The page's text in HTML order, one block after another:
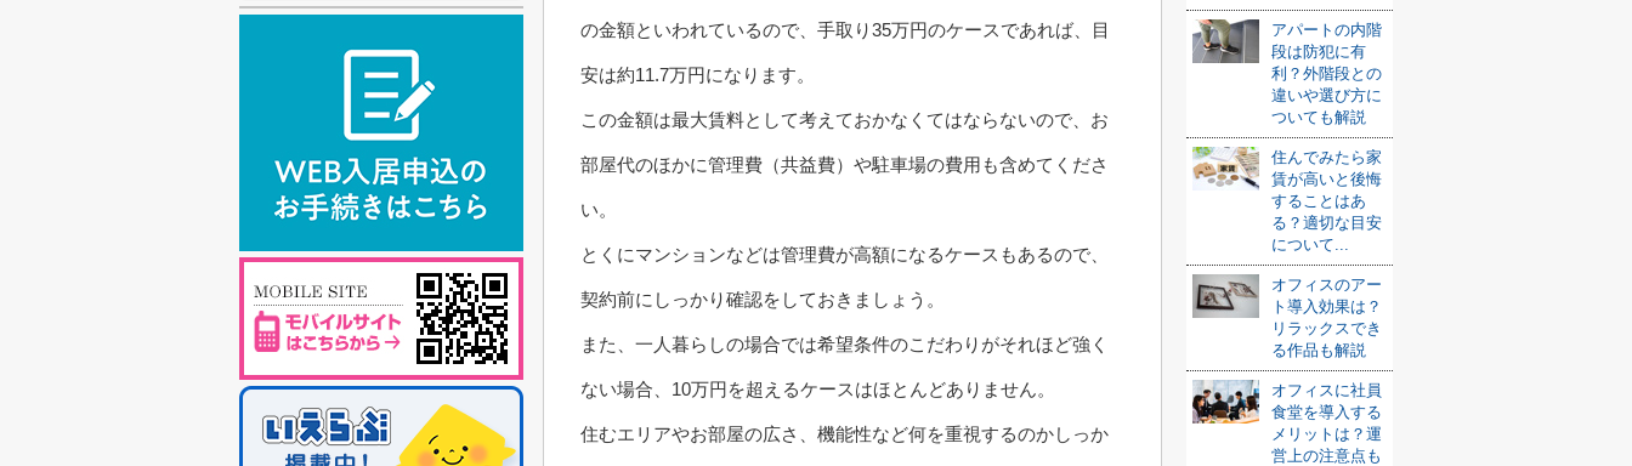
の金額といわれているので、手取り35万円のケースであれば、目
安は約11.7万円になります。
この金額は最大賃料として考えておかなくてはならないので、お
部屋代のほかに管理費（共益費）や駐車場の費用も含めてくださ
い。
とくにマンションなどは管理費が高額になるケースもあるので、
契約前にしっかり確認をしておきましょう。
また、一人暮らしの場合では希望条件のこだわりがそれほど強く
ない場合、10万円を超えるケースはほとんどありません。
住むエリアやお部屋の広さ、機能性など何を重視するのかしっか
アパートの内階
段は防犯に有
利？外階段との
違いや選び方に
ついても解説
住んでみたら家
賃が高いと後悔
することはあ
る？適切な目安
について...
オフィスのアー
ト導入効果は？
リラックスでき
る作品も解説
オフィスに社員
食堂を導入する
メリットは？運
営上の注意点も